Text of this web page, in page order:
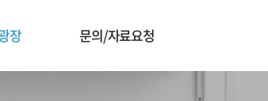
장 문의/자료요청